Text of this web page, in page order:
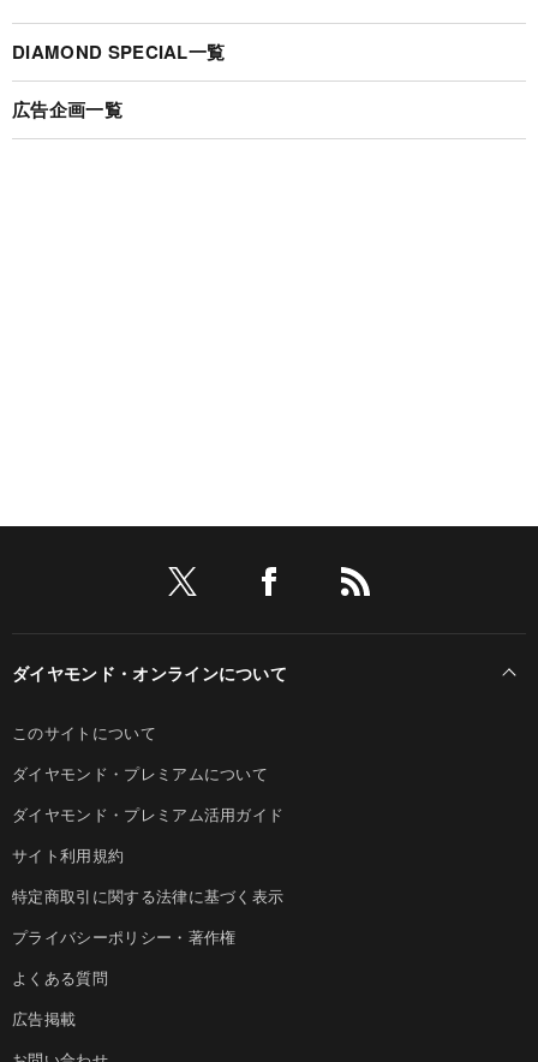
DIAMOND SPECIAL一覧
広告企画一覧
ダイヤモンド・オンラインについて
このサイトについて
ダイヤモンド・プレミアムについて
ダイヤモンド・プレミアム活用ガイド
サイト利用規約
特定商取引に関する法律に基づく表示
プライバシーポリシー・著作権
よくある質問
広告掲載